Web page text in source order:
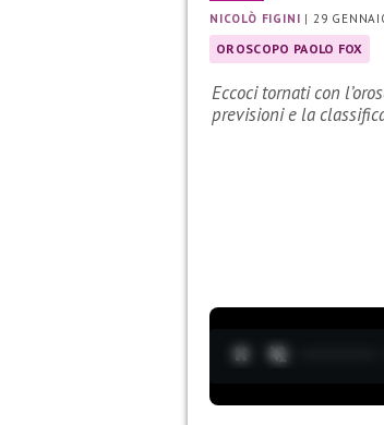
NICOLÒ FIGINI | 29
OROSCOPO PAOLO FOX
Eccoci tornati con
previsioni e la